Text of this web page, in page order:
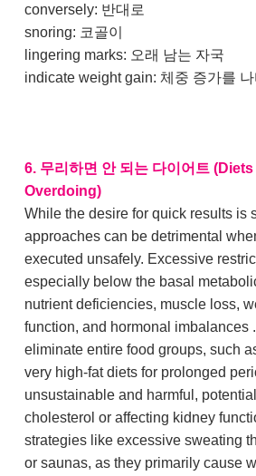
conversely: 반대로
snoring: 코골이
lingering marks: 오래 남는 자국
indicate weight gain: 체중 증가를
6. 무리하면 안 되는 다이어트
Overdoing)
While the desire for quick results is
approaches can be detrimental
executed unsafely. Excessive
especially below the basal
nutrient deficiencies, muscle loss,
function, and hormonal imbalances
eliminate entire food groups, such
very high-fat diets for prolonged
unsustainable and harmful,
cholesterol or affecting kidney
strategies like excessive sweating
or saunas, as they primarily cause